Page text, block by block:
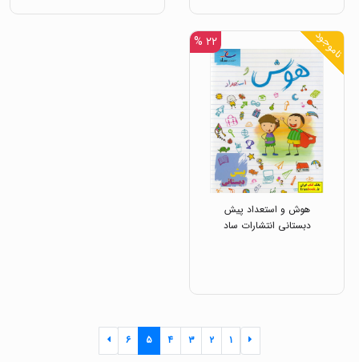
ناموجود ۲۲ %
هوش و استعداد پیش
دبستانی انتشارات ساد
۱ ۲ ۳ ۴ ۵ ۶